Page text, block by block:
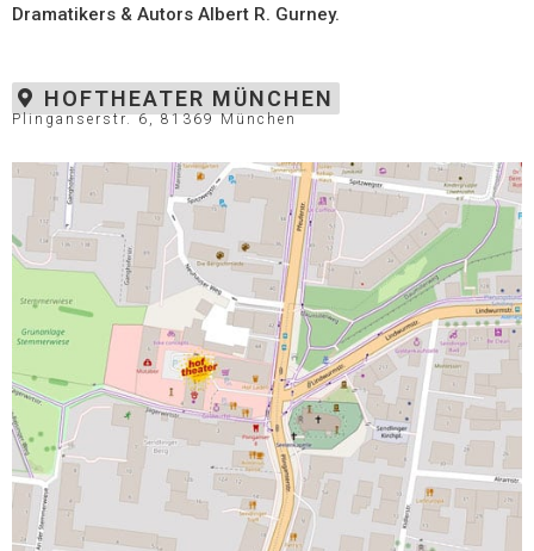
Dramatikers & Autors Albert R. Gurney.
HOFTHEATER MÜNCHEN
Plinganserstr. 6, 81369 München